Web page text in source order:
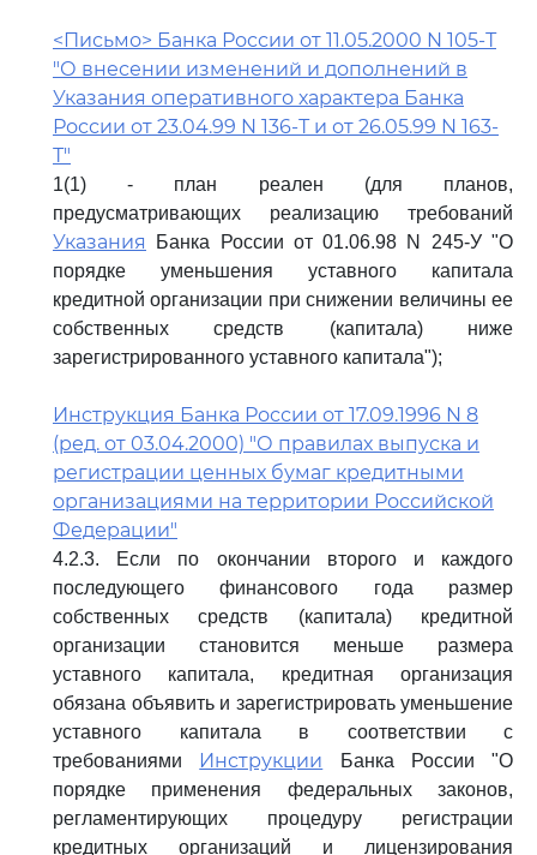
<Письмо> Банка России от 11.05.2000 N 105-Т
"О внесении изменений и дополнений в
Указания оперативного характера Банка
России от 23.04.99 N 136-Т и от 26.05.99 N 163-
Т"
1(1) - план реален (для планов,
предусматривающих реализацию требований
Указания
Банка России от 01.06.98 N 245-У "О
порядке уменьшения уставного капитала
кредитной организации при снижении величины ее
собственных средств (капитала) ниже
зарегистрированного уставного капитала");
Инструкция Банка России от 17.09.1996 N 8
(ред. от 03.04.2000) "О правилах выпуска и
регистрации ценных бумаг кредитными
организациями на территории Российской
Федерации"
4.2.3. Если по окончании второго и каждого
последующего финансового года размер
собственных средств (капитала) кредитной
организации становится меньше размера
уставного капитала, кредитная организация
обязана объявить и зарегистрировать уменьшение
уставного капитала в соответствии с
требованиями
Инструкции Банка России "О
порядке применения федеральных законов,
регламентирующих процедуру регистрации
кредитных организаций и лицензирования